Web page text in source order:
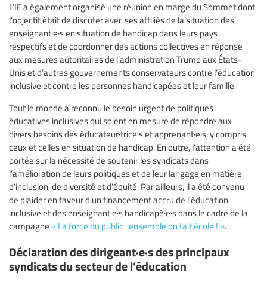
L’IE a également organisé une réunion en marge du Sommet dont
l’objectif était de discuter avec ses affiliés de la situation des
enseignant·e·s en situation de handicap dans leurs pays
respectifs et de coordonner des actions collectives en réponse
aux mesures autoritaires de l’administration Trump aux États-
Unis et d’autres gouvernements conservateurs contre l’éducation
inclusive et contre les personnes handicapées et leur famille.
Tout le monde a reconnu le besoin urgent de politiques
éducatives inclusives qui soient en mesure de répondre aux
divers besoins des éducateur·trice·s et apprenant·e·s, y compris
ceux et celles en situation de handicap. En outre, l’attention a été
portée sur la nécessité de soutenir les syndicats dans
l’amélioration de leurs politiques et de leur langage en matière
d’inclusion, de diversité et d’équité. Par ailleurs, il a été convenu
de plaider en faveur d’un financement accru de l’éducation
inclusive et des enseignant·e·s handicapé·e·s dans le cadre de la
campagne « La force du public : ensemble on fait école ! ».
Déclaration des dirigeant·e·s des principaux
syndicats du secteur de l’éducation